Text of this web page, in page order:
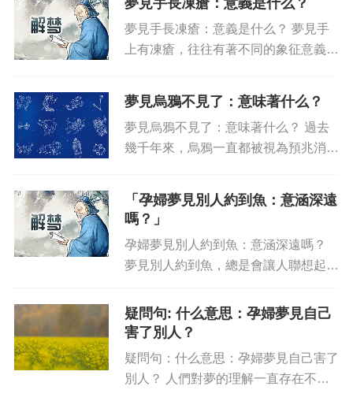
有什么影響呢？ 一般來說...
夢見手長凍瘡：意義是什么？
夢見手長凍瘡：意義是什么？ 夢見手
上有凍瘡，往往有著不同的象征意義。
種程度上，你沒有像你希望那樣擁有他
人，處理他人，或不得不應對不...
夢見烏鴉不見了：意味著什么？
夢見烏鴉不見了：意味著什么？ 過去
幾千年來，烏鴉一直都被視為預兆消息
往往暗示有重大變化即將發生。因此，
夢見烏鴉不見了，會給人產聯想...
「孕婦夢見別人約到魚：意涵深遠
嗎？」
孕婦夢見別人約到魚：意涵深遠嗎？
夢見別人約到魚，總是會讓人聯想起孕
媽的嬰兒未來的環境可能處于危險的境
地。但專家們分析，事實并非如此。
疑問句: 什么意思：孕婦夢見自己
害了別人？
疑問句：什么意思：孕婦夢見自己害了
別人？ 人們對夢的理解一直存在不同